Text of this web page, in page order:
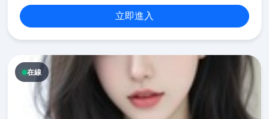
立即進入
在線